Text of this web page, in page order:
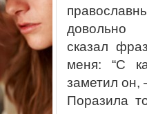
довольно
сказал
меня: “С
заметил он,
Поразила